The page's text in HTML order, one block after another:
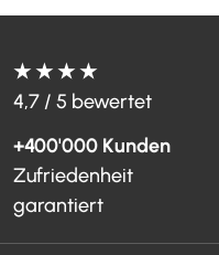
★ ★ ★ ★
4,7 / 5 bewertet
+400'000 Kunden
Zufriedenheit
garantiert